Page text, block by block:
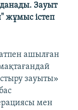
Зауыт
жұмыс істеп
ашылған
зауыты»
мен